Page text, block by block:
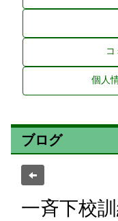
個人
ブログ
一斉下校